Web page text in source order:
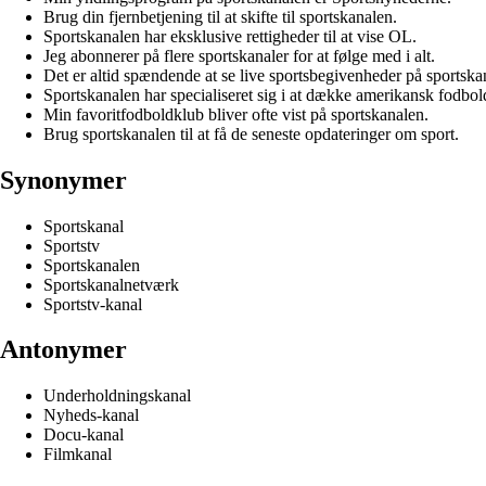
Brug din fjernbetjening til at skifte til sportskanalen.
Sportskanalen har eksklusive rettigheder til at vise OL.
Jeg abonnerer på flere sportskanaler for at følge med i alt.
Det er altid spændende at se live sportsbegivenheder på
Sportskanalen har specialiseret sig i at dække amerikansk
Min favoritfodboldklub bliver ofte vist på sportskanalen.
Brug sportskanalen til at få de seneste opdateringer om sport.
Synonymer
Sportskanal
Sportstv
Sportskanalen
Sportskanalnetværk
Sportstv-kanal
Antonymer
Underholdningskanal
Nyheds-kanal
Docu-kanal
Filmkanal